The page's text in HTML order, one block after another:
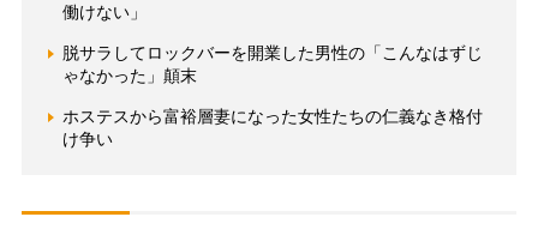
働けない」
脱サラしてロックバーを開業した男性の「こんなはずじ
ゃなかった」顛末
ホステスから富裕層妻になった女性たちの仁義なき格付
け争い